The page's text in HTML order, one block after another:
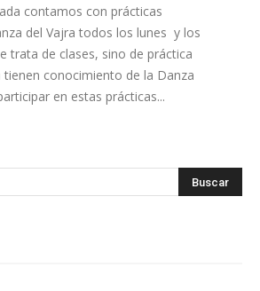
contamos con prácticas
del Vajra todos los lunes y los
trata de clases, sino de práctica
tienen conocimiento de la Danza
en estas prácticas...